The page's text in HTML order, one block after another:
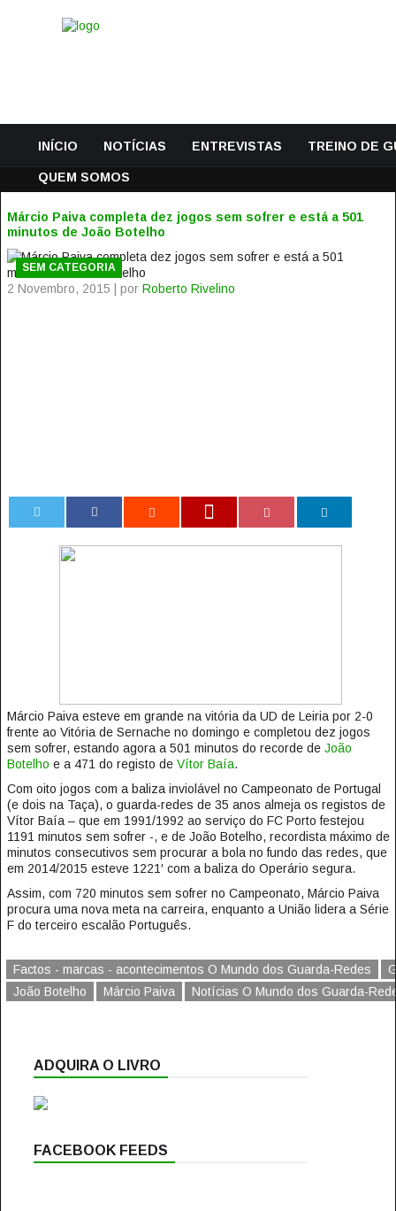
INÍCIO NOTÍCIAS ENTREVISTAS TREINO DE
QUEM SOMOS
Márcio Paiva completa dez jogos sem sofrer e está a 501
minutos de João Botelho
2 Novembro, 2015 | por Roberto Rivelino
SEM CATEGORIA
0
Márcio Paiva esteve em grande na vitória da UD de Leiria por 2-0
frente ao Vitória de Sernache no domingo e completou dez jogos
sem sofrer, estando agora a 501 minutos do recorde de João
Botelho e a 471 do registo de Vítor Baía.
Com oito jogos com a baliza inviolável no Campeonato de Portugal
(e dois na Taça), o guarda-redes de 35 anos almeja os registos de
Vítor Baía – que em 1991/1992 ao serviço do FC Porto festejou
1191 minutos sem sofrer -, e de João Botelho, recordista máximo de
minutos consecutivos sem procurar a bola no fundo das redes, que
em 2014/2015 esteve 1221′ com a baliza do Operário segura.
Assim, com 720 minutos sem sofrer no Campeonato, Márcio Paiva
procura uma nova meta na carreira, enquanto a União lidera a Série
F do terceiro escalão Português.
Factos - marcas - acontecimentos O Mundo dos Guarda-Redes
João Botelho
Márcio Paiva Notícias O Mundo dos Guarda-
ADQUIRA O LIVRO
FACEBOOK FEEDS